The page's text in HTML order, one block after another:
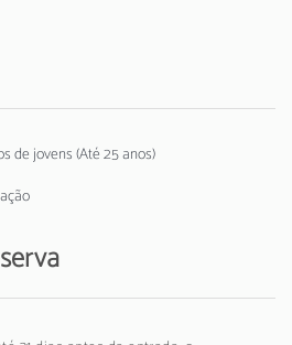
de jovens (Até 25 anos)